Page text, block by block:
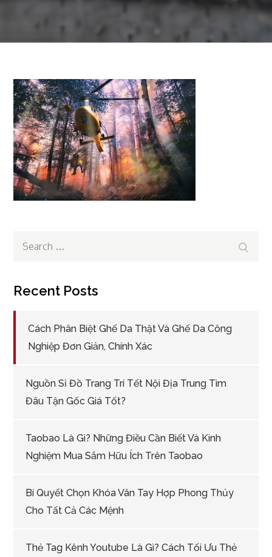
Search
Recent Posts
Cách Phân Biệt Ghế Da Thật Và Ghế Da Công
Nghiệp Đơn Giản, Chính Xác
Nguồn Sỉ Đồ Trang Trí Tết Nội Địa Trung Tìm
Đâu Tận Gốc Giá Tốt?
Taobao Là Gì? Những Điều Cần Biết Và Kinh
Nghiệm Mua Sắm Hữu Ích Trên Taobao
Bí Quyết Chọn Khóa Vân Tay Hợp Phong Thủy
Cho Tất Cả Các Mệnh
Thẻ Tag Kênh Youtube Là Gì? Cách Tối Ưu Thẻ